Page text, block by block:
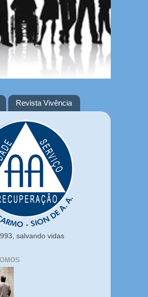
Revista Vivência
salvando vidas